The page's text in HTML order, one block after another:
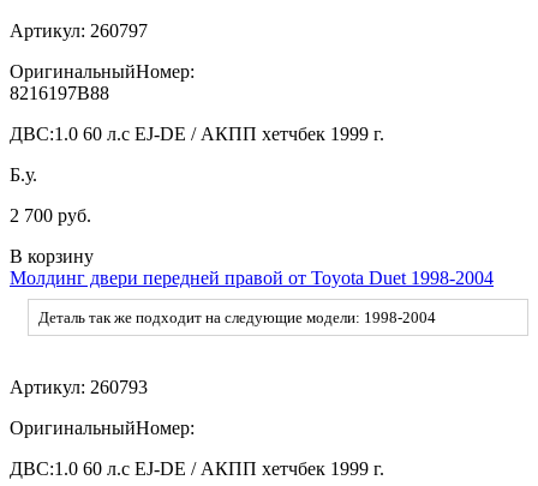
Артикул: 260797
ОригинальныйНомер:
8216197B88
ДВС:1.0 60 л.с EJ-DE / АКПП хетчбек 1999 г.
Б.у.
2 700 руб.
В корзину
Молдинг двери передней правой от Toyota Duet 1998-2004
Деталь так же подходит на следующие модели: 1998-2004
Артикул: 260793
ОригинальныйНомер:
ДВС:1.0 60 л.с EJ-DE / АКПП хетчбек 1999 г.